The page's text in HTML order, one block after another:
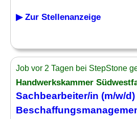
▶ Zur Stellenanzeige
Job vor 2 Tagen bei StepStone
Handwerkskammer
Sachbearbeiter/in (m/w/